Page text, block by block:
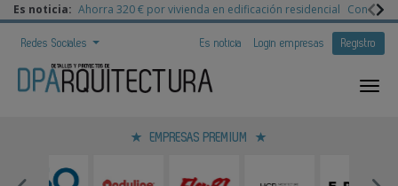
Es noticia: Ahorra 320 € por vivienda en edificación residencial
Redes Sociales Es noticia Login empresas Registro
EMPRESAS PREMIUM